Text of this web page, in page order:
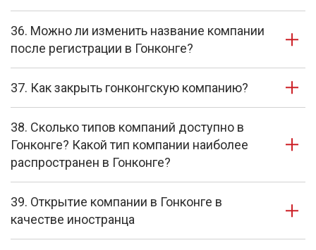
36. Можно ли изменить название компании
после регистрации в Гонконге?
37. Как закрыть гонконгскую компанию?
38. Сколько типов компаний доступно в
Гонконге? Какой тип компании наиболее
распространен в Гонконге?
39. Открытие компании в Гонконге в
качестве иностранца